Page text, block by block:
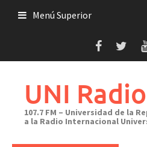
Menú Superior
UNI Radio
107.7 FM – Universidad de la
a la Radio Internacional